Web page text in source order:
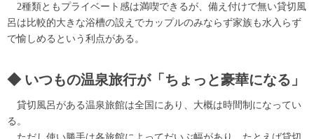
2種類ともプライベート感は満喫できるが、備え付けで無い貸切風
呂は比較的大きな浴槽の設えでカップルのみならず家族も水入らず
で愉しめるという利点がある。
いつもの温泉旅行が「ちょっと豪華になる」
貸切風呂がある温泉旅館は全国にあり、大概は時間制になってい
る。